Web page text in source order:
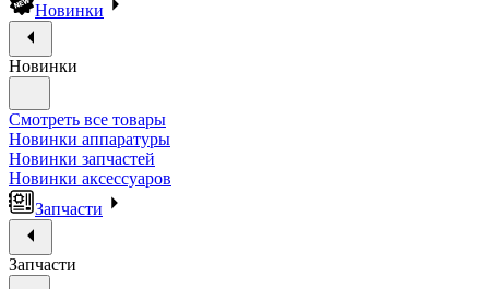
Новинки
Новинки
Смотреть все товары
Новинки аппаратуры
Новинки запчастей
Новинки аксессуаров
Запчасти
Запчасти